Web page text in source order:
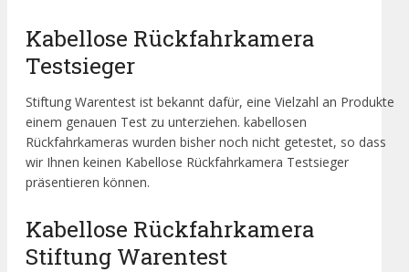
Kabellose Rückfahrkamera
Testsieger
Stiftung Warentest ist bekannt dafür, eine Vielzahl an Produkte
einem genauen Test zu unterziehen. kabellosen
Rückfahrkameras wurden bisher noch nicht getestet, so dass
wir Ihnen keinen Kabellose Rückfahrkamera Testsieger
präsentieren können.
Kabellose Rückfahrkamera
Stiftung Warentest